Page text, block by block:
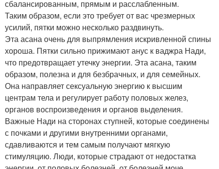
сбалансированным, прямым и расслабленным.
Таким образом, если это требует от вас чрезмерных
усилий, пятки можно несколько раздвинуть.
Эта асана очень для выпрямления искривленной спины
хороша. Пятки сильно прижимают анус к ваджра Нади,
что предотвращает утечку энергии. Эта асана, таким
образом, полезна и для безбрачных, и для семейных.
Она направляет сексуальную энергию к высшим
центрам тела и регулирует работу половых желез,
органов воспроизведения и органов выделения.
Важные Нади на сторонах ступней, которые соединены
с почками и другими внутренними органами,
сдавливаются и тем самым получают мягкую
стимуляцию. Люди, которые страдают от недостатка